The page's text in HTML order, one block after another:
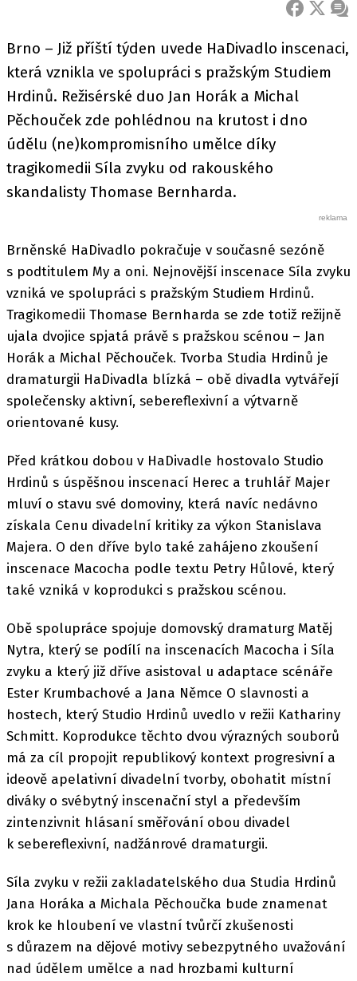
FACEBOOK
X
Brno – Již příští týden uvede HaDivadlo inscenaci,
která vznikla ve spolupráci s pražským Studiem
Hrdinů. Režisérské duo Jan Horák a Michal
Pěchouček zde pohlédnou na krutost i dno
údělu (ne)kompromisního umělce díky
tragikomedii Síla zvyku od rakouského
skandalisty Thomase Bernharda.
Brněnské HaDivadlo pokračuje v současné sezóně
s podtitulem My a oni. Nejnovější inscenace Síla zvyku
vzniká ve spolupráci s pražským Studiem Hrdinů.
Tragikomedii Thomase Bernharda se zde totiž režijně
ujala dvojice spjatá právě s pražskou scénou – Jan
Horák a Michal Pěchouček. Tvorba Studia Hrdinů je
dramaturgii HaDivadla blízká – obě divadla vytvářejí
společensky aktivní, sebereflexivní a výtvarně
orientované kusy.
Před krátkou dobou v HaDivadle hostovalo Studio
Hrdinů s úspěšnou inscenací Herec a truhlář Majer
mluví o stavu své domoviny, která navíc nedávno
získala Cenu divadelní kritiky za výkon Stanislava
Majera. O den dříve bylo také zahájeno zkoušení
inscenace Macocha podle textu Petry Hůlové, který
také vzniká v koprodukci s pražskou scénou.
Obě spolupráce spojuje domovský dramaturg Matěj
Nytra, který se podílí na inscenacích Macocha i Síla
zvyku a který již dříve asistoval u adaptace scénáře
Ester Krumbachové a Jana Němce O slavnosti a
hostech, který Studio Hrdinů uvedlo v režii Kathariny
Schmitt. Koprodukce těchto dvou výrazných souborů
má za cíl propojit republikový kontext progresivní a
ideově apelativní divadelní tvorby, obohatit místní
diváky o svébytný inscenační styl a především
zintenzivnit hlásaní směřování obou divadel
k sebereflexivní, nadžánrové dramaturgii.
Síla zvyku v režii zakladatelského dua Studia Hrdinů
Jana Horáka a Michala Pěchoučka bude znamenat
krok ke hloubení ve vlastní tvůrčí zkušenosti
s důrazem na dějové motivy sebezpytného uvažování
nad údělem umělce a nad hrozbami kulturní